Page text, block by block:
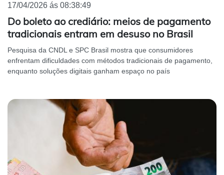
17/04/2026 ás 08:38:49
Do boleto ao crediário: meios de pagamento
tradicionais entram em desuso no Brasil
Pesquisa da CNDL e SPC Brasil mostra que consumidores
enfrentam dificuldades com métodos tradicionais de pagamento,
enquanto soluções digitais ganham espaço no país